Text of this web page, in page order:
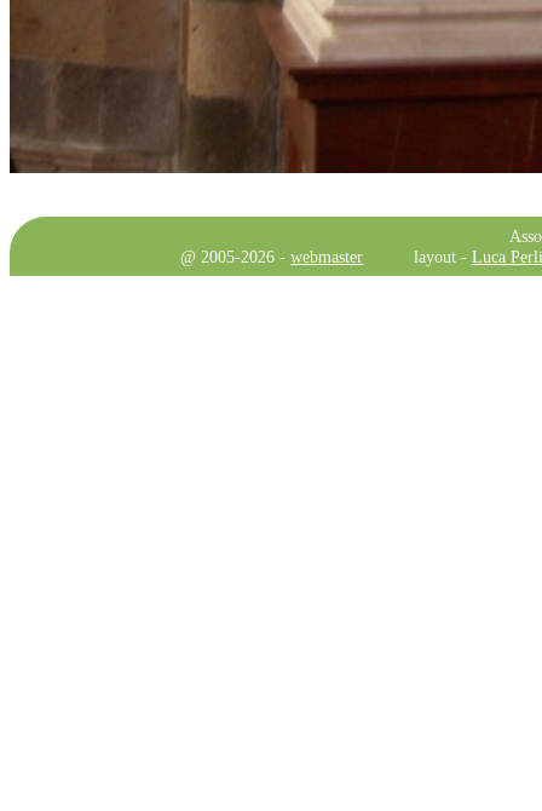
@ 2005-2026 -webmaster layout - Luca